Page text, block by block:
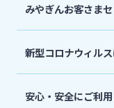
採用情報
お問い合わせ先
みやぎんお客さま
新型コロナウィル
安心・安全にご利